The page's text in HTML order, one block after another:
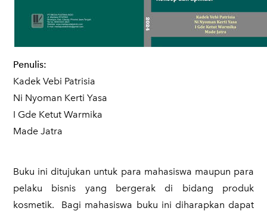
Penulis:
Kadek Vebi Patrisia
Ni Nyoman Kerti Yasa
I Gde Ketut Warmika
Made Jatra
Buku ini ditujukan untuk para mahasiswa maupun para
pelaku bisnis yang bergerak di bidang produk
kosmetik. Bagi mahasiswa buku ini diharapkan dapat